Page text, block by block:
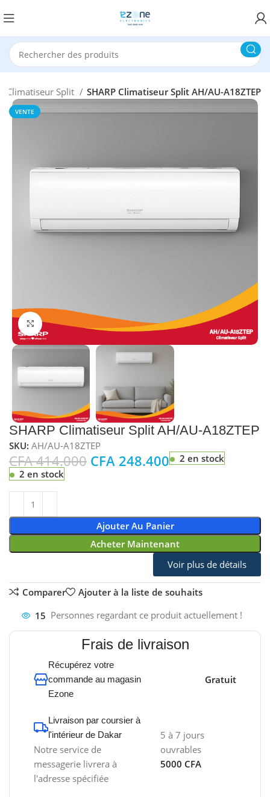
Climatiseur Split SHARP Climatiseur Split AH/AU-A18ZTEP
VENTE
Cliquez pour agrandir
SHARP Climatiseur Split AH/AU-A18ZTEP
SKU:AH/AU-A18ZTEP
CFA414.000 CFA 248.400
2 en stock
2 en stock
Ajouter Au Panier
Acheter Maintenant
Voir plus de détails
Comparer
Ajouter à la liste de souhaits
15 Personnes regardant ce produit actuellement !
Frais de livraison
Récupérez votre
commande au magasin
Ezone
Gratuit
Livraison par coursier à
l'intérieur de Dakar
Notre service de
messagerie livrera à
l'adresse spécifiée
5 à 7 jours
ouvrables
5000 CFA